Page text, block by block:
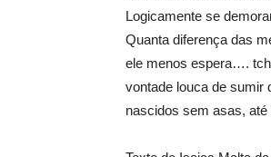
Logicamente se
Quanta diferença das
ele menos espera….
vontade louca de sumir
nascidos sem asas,